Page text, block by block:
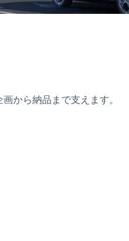
から納品まで支えます。